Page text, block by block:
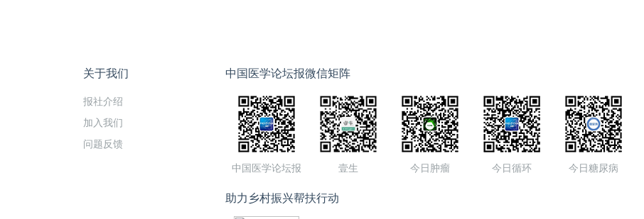
关于我们
报社介绍
加入我们
问题反馈
中国医学论坛报微信矩阵
中国医学论坛报 壹生 今日肿瘤 今日循环 今日糖尿病
助力乡村振兴帮扶行动